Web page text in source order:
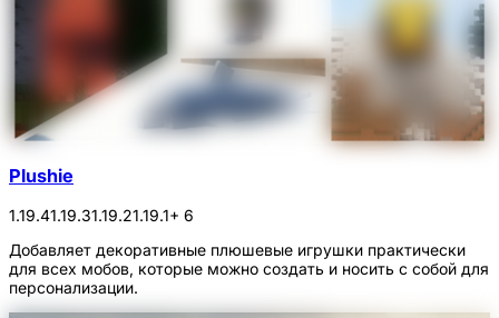
Plushie
1.19.41.19.31.19.21.19.1+ 6
Добавляет декоративные плюшевые игрушки практически
для всех мобов, которые можно создать и носить с собой для
персонализации.